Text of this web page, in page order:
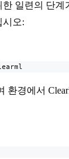
일련의 단계
시오:
환경에서